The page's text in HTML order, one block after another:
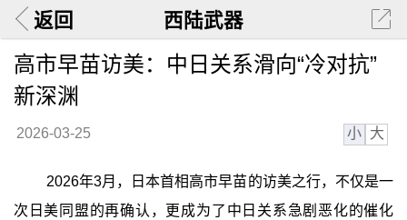
返回 西陆武器
高市早苗访美：中日关系滑向“冷对抗”
新深渊
2026-03-25 小 大
2026年3月，日本首相高市早苗的访美之行，不仅是一
次日美同盟的再确认，更成为了中日关系急剧恶化的催化